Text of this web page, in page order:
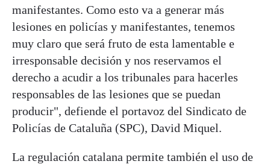
manifestantes. Como esto va a generar más
lesiones en policías y manifestantes, tenemos
muy claro que será fruto de esta lamentable e
irresponsable decisión y nos reservamos el
derecho a acudir a los tribunales para hacerles
responsables de las lesiones que se puedan
producir", defiende el portavoz del Sindicato de
Policías de Cataluña (SPC), David Miquel.
La regulación catalana permite también el uso de